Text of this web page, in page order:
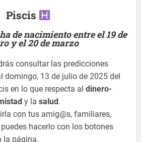
Piscis
de nacimiento entre el 19 de
y el 20 de marzo
consultar las predicciones
domingo, 13 de julio de 2025 del
en lo que respecta aldinero-
y lasalud .
con tus amig@s, familiares,
hacerlo con los botones
la página.